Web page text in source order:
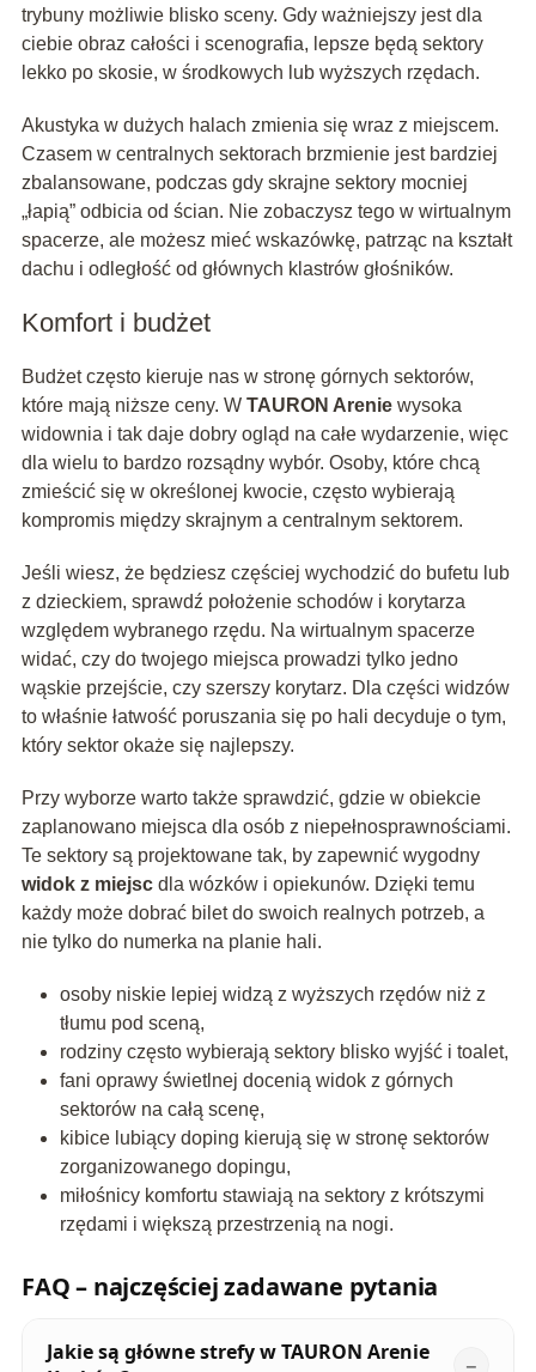
trybuny możliwie blisko sceny. Gdy ważniejszy jest dla
ciebie obraz całości i scenografia, lepsze będą sektory
lekko po skosie, w środkowych lub wyższych rzędach.
Akustyka w dużych halach zmienia się wraz z miejscem.
Czasem w centralnych sektorach brzmienie jest bardziej
zbalansowane, podczas gdy skrajne sektory mocniej
„łapią” odbicia od ścian. Nie zobaczysz tego w wirtualnym
spacerze, ale możesz mieć wskazówkę, patrząc na kształt
dachu i odległość od głównych klastrów głośników.
Komfort i budżet
Budżet często kieruje nas w stronę górnych sektorów,
które mają niższe ceny. W TAURON Areniewysoka
widownia i tak daje dobry ogląd na całe wydarzenie, więc
dla wielu to bardzo rozsądny wybór. Osoby, które chcą
zmieścić się w określonej kwocie, często wybierają
kompromis między skrajnym a centralnym sektorem.
Jeśli wiesz, że będziesz częściej wychodzić do bufetu lub
z dzieckiem, sprawdź położenie schodów i korytarza
względem wybranego rzędu. Na wirtualnym spacerze
widać, czy do twojego miejsca prowadzi tylko jedno
wąskie przejście, czy szerszy korytarz. Dla części widzów
to właśnie łatwość poruszania się po hali decyduje o tym,
który sektor okaże się najlepszy.
Przy wyborze warto także sprawdzić, gdzie w obiekcie
zaplanowano miejsca dla osób z niepełnosprawnościami.
Te sektory są projektowane tak, by zapewnić wygodny
widok z miejscdla wózków i opiekunów. Dzięki temu
każdy może dobrać bilet do swoich realnych potrzeb, a
nie tylko do numerka na planie hali.
osoby niskie lepiej widzą z wyższych rzędów niż z
tłumu pod sceną,
rodziny często wybierają sektory blisko wyjść i toalet,
fani oprawy świetlnej docenią widok z górnych
sektorów na całą scenę,
kibice lubiący doping kierują się w stronę sektorów
zorganizowanego dopingu,
miłośnicy komfortu stawiają na sektory z krótszymi
rzędami i większą przestrzenią na nogi.
FAQ – najczęściej zadawane pytania
Jakie są główne strefy w TAURON Arenie